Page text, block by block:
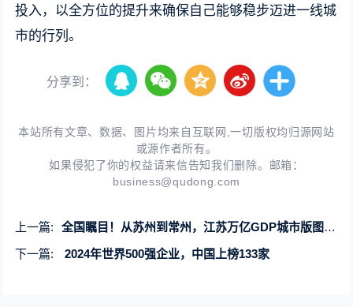
投入，以全方位的提升来确保自己能够稳步迈进一线城
市的行列。
分享到：
本站所有文章、数据、图片均来自互联网,一切版权均归源网站
或源作者所有。
如果侵犯了你的权益请来信告知我们删除。邮箱：
business@qudong.com
上一篇:
全国瞩目！从苏州到常州，江苏万亿GDP城市版图再扩张
下一篇:
2024年世界500强企业，中国上榜133家